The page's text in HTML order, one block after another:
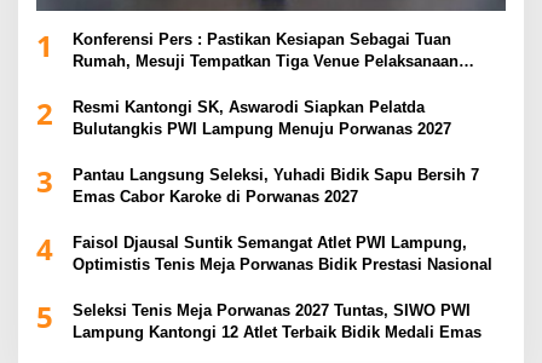
1
Konferensi Pers : Pastikan Kesiapan Sebagai Tuan
Rumah, Mesuji Tempatkan Tiga Venue Pelaksanaan
2
Resmi Kantongi SK, Aswarodi Siapkan Pelatda
Bulutangkis PWI Lampung Menuju Porwanas 2027
3
Pantau Langsung Seleksi, Yuhadi Bidik Sapu Bersih 7
Emas Cabor Karoke di Porwanas 2027
4
Faisol Djausal Suntik Semangat Atlet PWI Lampung,
Optimistis Tenis Meja Porwanas Bidik Prestasi Nasional
5
Seleksi Tenis Meja Porwanas 2027 Tuntas, SIWO PWI
Lampung Kantongi 12 Atlet Terbaik Bidik Medali Emas